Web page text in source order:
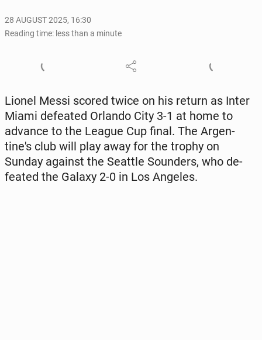
28 AUGUST 2025, 16:30
Reading time: less than a minute
Lionel Messi scored twice on his return as Inter
Miami de­feat­ed Orlando City 3-1 at home to
advance to the League Cup final. The Ar­gen­
tine's club will play away for the trophy on
Sunday against the Seattle Sounders, who de­
feat­ed the Galaxy 2-0 in Los Angeles.